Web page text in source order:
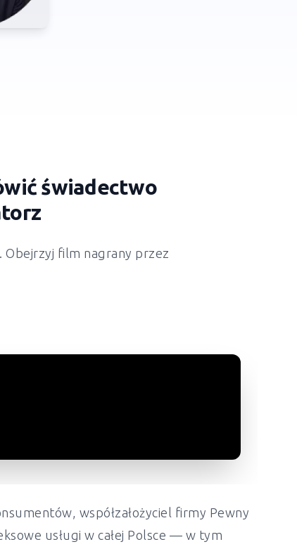
świadectwo
Obejrzyj film nagrany przez
współzałożyciel firmy Pewny
usługi w całej Polsce — w tym